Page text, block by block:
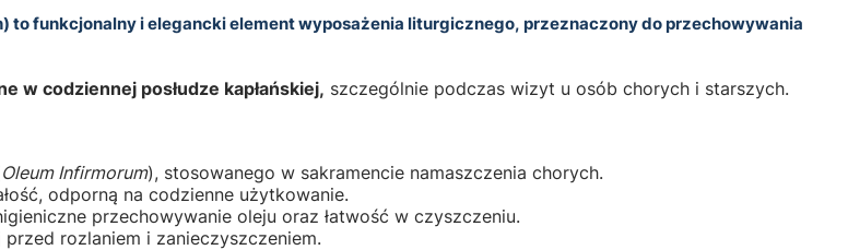
to funkcjonalny i elegancki element wyposażenia liturgicznego, przeznaczony do przechowywania
w codziennej posłudze kapłańskiej, szczególnie podczas wizyt u osób chorych i starszych.
Oleum Infirmorum), stosowanego w sakramencie namaszczenia chorych.
odporną na codzienne użytkowanie.
przechowywanie oleju oraz łatwość w czyszczeniu.
rozlaniem i zanieczyszczeniem.